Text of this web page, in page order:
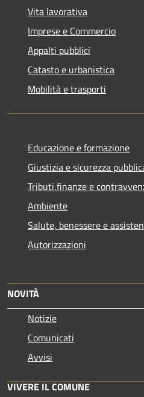
Vita lavorativa
Imprese e Commercio
Appalti pubblici
Catasto e urbanistica
Mobilità e trasporti
Educazione e formazione
Giustizia e sicurezza
Tributi,finanze e
Ambiente
Salute, benessere e
Autorizzazioni
NOVITÀ
Notizie
Comunicati
Avvisi
VIVERE IL COMUNE